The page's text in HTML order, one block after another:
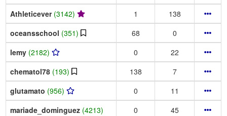
Athleticever (3142) 1
138
oceansschool (351) 68
0
lemy (2182) 0
22
chematol78 (193) 138
7
glutamato (956) 0
11
mariade_dominguez (4213) 0 45